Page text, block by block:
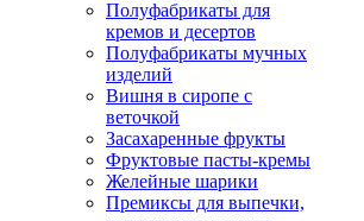
Полуфабрикаты для
кремов и десертов
Полуфабрикаты мучных
изделий
Вишня в сиропе с
веточкой
Засахаренные фрукты
Фруктовые пасты-кремы
Желейные шарики
Премиксы для выпечки,